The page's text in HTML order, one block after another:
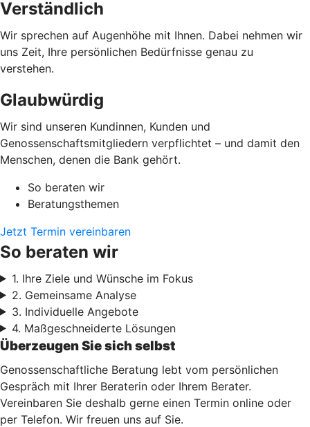
Verständlich
Wir sprechen auf Augenhöhe mit Ihnen. Dabei nehmen wir
uns Zeit, Ihre persönlichen Bedürfnisse genau zu
verstehen.
Glaubwürdig
Wir sind unseren Kundinnen, Kunden und
Genossenschaftsmitgliedern verpflichtet – und damit den
Menschen, denen die Bank gehört.
So beraten wir
Beratungsthemen
Jetzt Termin vereinbaren
So beraten wir
1. Ihre Ziele und Wünsche im Fokus
2. Gemeinsame Analyse
3. Individuelle Angebote
4. Maßgeschneiderte Lösungen
Überzeugen Sie sich selbst
Genossenschaftliche Beratung lebt vom persönlichen
Gespräch mit Ihrer Beraterin oder Ihrem Berater.
Vereinbaren Sie deshalb gerne einen Termin online oder
per Telefon. Wir freuen uns auf Sie.